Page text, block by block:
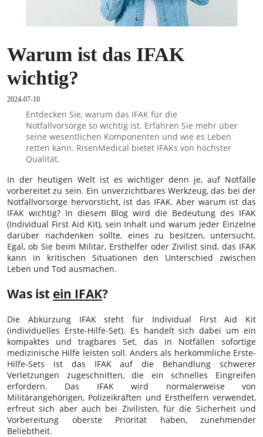
Warum ist das IFAK
wichtig?
2024-07-10
Entdecken Sie, warum das IFAK für die
Notfallvorsorge so wichtig ist. Erfahren Sie mehr über
seine wesentlichen Komponenten und wie es Leben
retten kann. RisenMedical bietet IFAKs von höchster
Qualität.
In der heutigen Welt ist es wichtiger denn je, auf Notfälle
vorbereitet zu sein. Ein unverzichtbares Werkzeug, das bei der
Notfallvorsorge hervorsticht, ist das IFAK. Aber warum ist das
IFAK wichtig? In diesem Blog wird die Bedeutung des IFAK
(Individual First Aid Kit), sein Inhalt und warum jeder Einzelne
darüber nachdenken sollte, eines zu besitzen, untersucht.
Egal, ob Sie beim Militär, Ersthelfer oder Zivilist sind, das IFAK
kann in kritischen Situationen den Unterschied zwischen
Leben und Tod ausmachen.
Was ist ein IFAK?
Die Abkürzung IFAK steht für Individual First Aid Kit
(individuelles Erste-Hilfe-Set). Es handelt sich dabei um ein
kompaktes und tragbares Set, das in Notfällen sofortige
medizinische Hilfe leisten soll. Anders als herkömmliche Erste-
Hilfe-Sets ist das IFAK auf die Behandlung schwerer
Verletzungen zugeschnitten, die ein schnelles Eingreifen
erfordern. Das IFAK wird normalerweise von
Militärangehörigen, Polizeikräften und Ersthelfern verwendet,
erfreut sich aber auch bei Zivilisten, für die Sicherheit und
Vorbereitung oberste Priorität haben, zunehmender
Beliebtheit.